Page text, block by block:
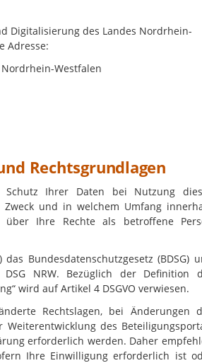
Digitalisierung des Landes Nordrhein-
Adresse:
Westfalen
Rechtsgrundlagen
Ihrer Daten bei Nutzung
und in welchem Umfang
Ihre Rechte als betroffene
Bundesdatenschutzgesetz (BDSG)
DSG NRW. Bezüglich der Definition
wird auf Artikel 4 DSGVO verwiesen.
Rechtslagen, bei Änderungen
des
erforderlich werden. Daher
Ihre Einwilligung erforderlich ist